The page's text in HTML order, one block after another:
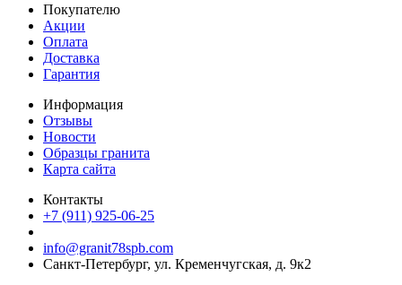
Покупателю
Акции
Оплата
Доставка
Гарантия
Информация
Отзывы
Новости
Образцы гранита
Карта сайта
Контакты
+7 (911) 925-06-25
info@granit78spb.com
Санкт-Петербург, ул. Кременчугская, д. 9к2